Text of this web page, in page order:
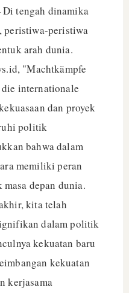
tengah dinamika
peristiwa-peristiwa
arah dunia.
"Machtkämpfe
internationale
dan proyek
politik
bahwa dalam
memiliki peran
depan dunia.
kita telah
dalam politik
kekuatan baru
kekuatan
kerjasama